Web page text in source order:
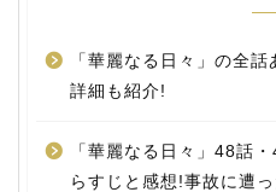
「華麗なる日々」の全
詳細も紹介!
「華麗なる日々」48話
らすじと感想!事故に遭